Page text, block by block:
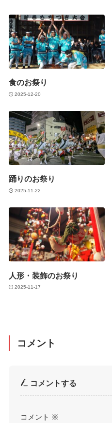
食のお祭り
2025-12-20
踊りのお祭り
2025-11-22
人形・装飾のお祭り
2025-11-17
コメント
コメントする
コメント ※